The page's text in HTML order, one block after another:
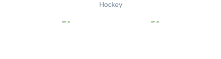
Hockey